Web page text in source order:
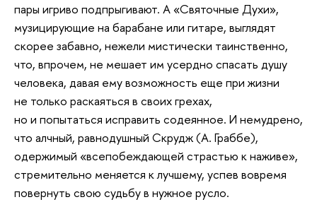
пары игриво подпрыгивают. А «Святочные Духи»,
музицирующие на барабане или гитаре, выглядят
скорее забавно, нежели мистически таинственно,
что, впрочем, не мешает им усердно спасать душу
человека, давая ему возможность еще при жизни
не только раскаяться в своих грехах,
но и попытаться исправить содеянное. И немудрено,
что алчный, равнодушный Скрудж (А. Граббе),
одержимый «всепобеждающей страстью к наживе»,
стремительно меняется к лучшему, успев вовремя
повернуть свою судьбу в нужное русло.